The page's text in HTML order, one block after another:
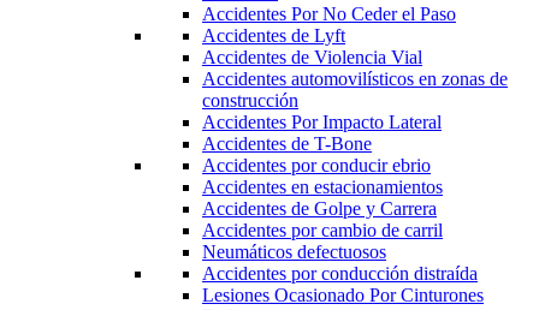
Accidentes Por No Ceder el Paso
Accidentes de Lyft
Accidentes de Violencia Vial
Accidentes automovilísticos en zonas de
construcción
Accidentes Por Impacto Lateral
Accidentes de T-Bone
Accidentes por conducir ebrio
Accidentes en estacionamientos
Accidentes de Golpe y Carrera
Accidentes por cambio de carril
Neumáticos defectuosos
Accidentes por conducción distraída
Lesiones Ocasionado Por Cinturones